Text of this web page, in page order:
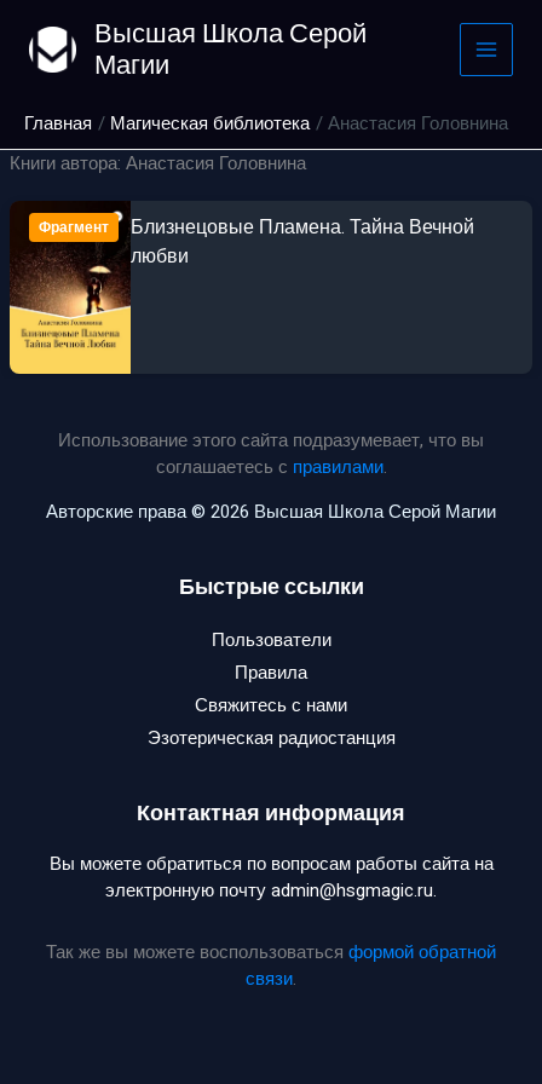
содержимому
Высшая Школа Серой
Магии
Главная Магическая библиотека
Анастасия Головнина
Книги автора: Анастасия Головнина
Фрагмент
Близнецовые Пламена. Тайна Вечной
любви
Использование этого сайта подразумевает, что вы
соглашаетесь с правилами.
Авторские права © 2026 Высшая Школа Серой Магии
Быстрые ссылки
Пользователи
Правила
Свяжитесь с нами
Эзотерическая радиостанция
Контактная информация
Вы можете обратиться по вопросам работы сайта на
электронную почту admin@hsgmagic.ru.
Так же вы можете воспользоваться формой обратной
связи.